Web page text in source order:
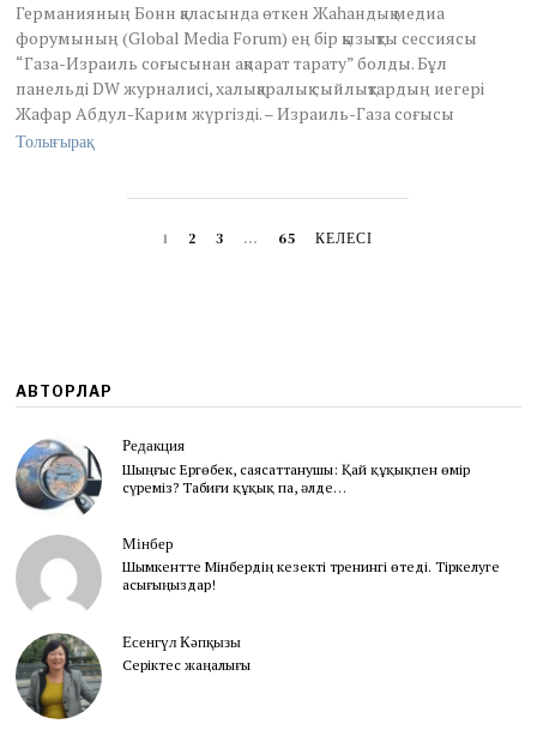
2
,
2
0
2
Германияның Бонн қаласында өткен Жаһандық медиа
форумының (Global Media Forum) ең бір қызықты сессиясы
“Газа-Израиль соғысынан ақпарат тарату” болды. Бұл
панельді DW журналисі, халықаралық сыйлықтардың иегері
Жафар Абдул-Карим жүргізді. – Израиль-Газа соғысы
Толығырақ
1 2 3 … 65 КЕЛЕСІ
АВТОРЛАР
Редакция
Шыңғыс Ергөбек, cаясаттанушы: Қай құқықпен өмір
сүреміз? Табиғи құқық па, әлде…
Мінбер
Шымкентте Мінбердің кезекті тренингі өтеді. Тіркелуге
асығыңыздар!
Есенгүл Кәпқызы
Серіктес жаңалығы